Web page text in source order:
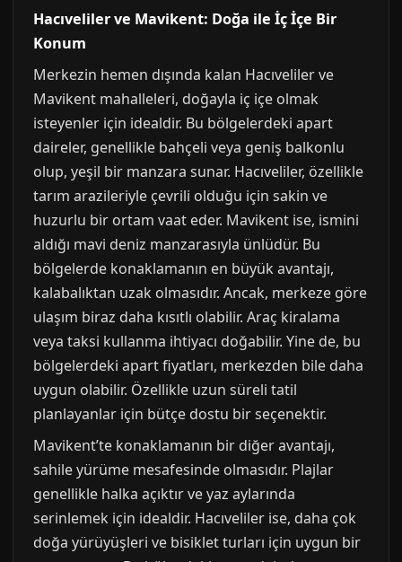
Hacıveliler ve Mavikent: Doğa ile İç İçe Bir
Konum
Merkezin hemen dışında kalan Hacıveliler ve
Mavikent mahalleleri, doğayla iç içe olmak
isteyenler için idealdir. Bu bölgelerdeki apart
daireler, genellikle bahçeli veya geniş balkonlu
olup, yeşil bir manzara sunar. Hacıveliler, özellikle
tarım arazileriyle çevrili olduğu için sakin ve
huzurlu bir ortam vaat eder. Mavikent ise, ismini
aldığı mavi deniz manzarasıyla ünlüdür. Bu
bölgelerde konaklamanın en büyük avantajı,
kalabalıktan uzak olmasıdır. Ancak, merkeze göre
ulaşım biraz daha kısıtlı olabilir. Araç kiralama
veya taksi kullanma ihtiyacı doğabilir. Yine de, bu
bölgelerdeki apart fiyatları, merkezden bile daha
uygun olabilir. Özellikle uzun süreli tatil
planlayanlar için bütçe dostu bir seçenektir.
Mavikent’te konaklamanın bir diğer avantajı,
sahile yürüme mesafesinde olmasıdır. Plajlar
genellikle halka açıktır ve yaz aylarında
serinlemek için idealdir. Hacıveliler ise, daha çok
doğa yürüyüşleri ve bisiklet turları için uygun bir